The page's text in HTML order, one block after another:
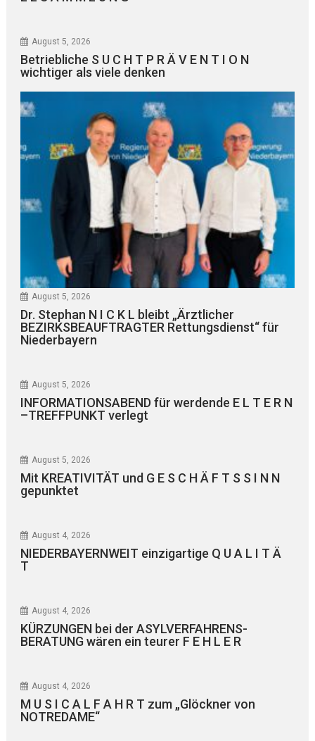
August 5, 2026
Betriebliche S U C H T P R Ä V E N T I O N
wichtiger als viele denken
August 5, 2026
Dr. Stephan N I C K L bleibt „Ärztlicher
BEZIRKSBEAUFTRAGTER Rettungsdienst“ für
Niederbayern
August 5, 2026
INFORMATIONSABEND für werdende E L T E R N
–TREFFPUNKT verlegt
August 5, 2026
Mit KREATIVITÄT und G E S C H Ä F T S S I N N
gepunktet
August 4, 2026
NIEDERBAYERNWEIT einzigartige Q U A L I T Ä
T
August 4, 2026
KÜRZUNGEN bei der ASYLVERFAHRENS-
BERATUNG wären ein teurer F E H L E R
August 4, 2026
M U S I C A L F A H R T zum „Glöckner von
NOTREDAME“